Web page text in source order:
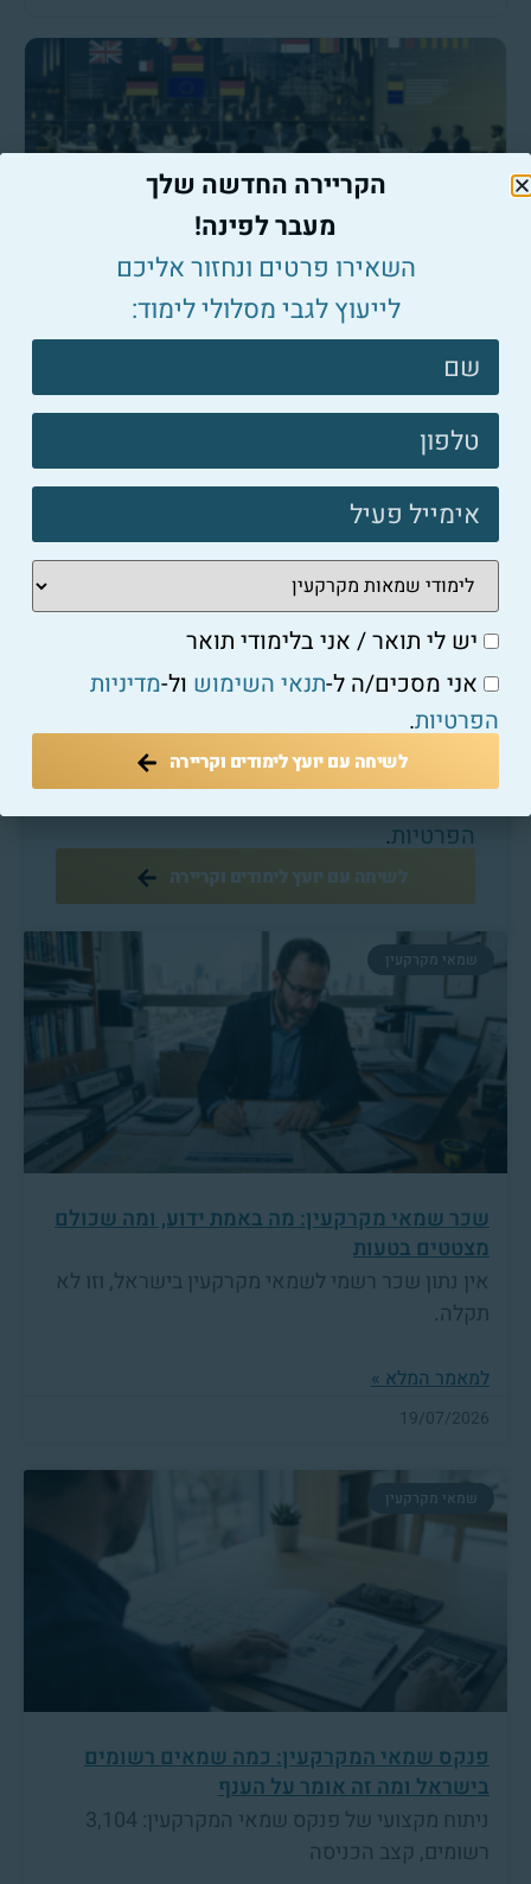
איך סוקרי סיכונים משפרים את האמינות של חברות ביטוח?
השאירו פרטים:
צרו
קשר
פוטר
יש לי תואר / אני בלימודי תואר
אני מסכים/ה ל-תנאי השימושול-מדיניות
הפרטיות.
לשיחה עם יועץ לימודים וקריירה
שמאי מקרקעין
שכר שמאי מקרקעין: מה באמת ידוע, ומה שכולם
מצטטים בטעות
אין נתון שכר רשמי לשמאי מקרקעין בישראל, וזו לא
תקלה.
למאמר המלא »
19/07/2026
שמאי מקרקעין
פנקס שמאי המקרקעין: כמה שמאים רשומים
בישראל ומה זה אומר על הענף
ניתוח מקצועי של פנקס שמאי המקרקעין: 3,104
רשומים, קצב הכניסה
הקריירה החדשה שלך
מעבר לפינה!
השאירו פרטים ונחזור אליכם
לייעוץ לגבי מסלולי לימוד:
צרו
קשר
פוטר
יש לי תואר / אני בלימודי תואר
אני מסכים/ה ל-תנאי השימוש ול-מדיניות
הפרטיות.
לשיחה עם יועץ לימודים וקריירה